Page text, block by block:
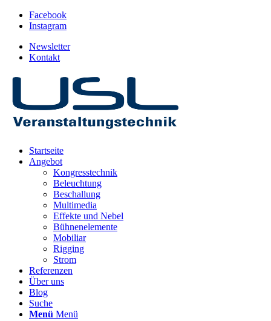
Facebook
Instagram
Newsletter
Kontakt
Startseite
Angebot
Kongresstechnik
Beleuchtung
Beschallung
Multimedia
Effekte und Nebel
Bühnenelemente
Mobiliar
Rigging
Strom
Referenzen
Über uns
Blog
Suche
Menü Menü